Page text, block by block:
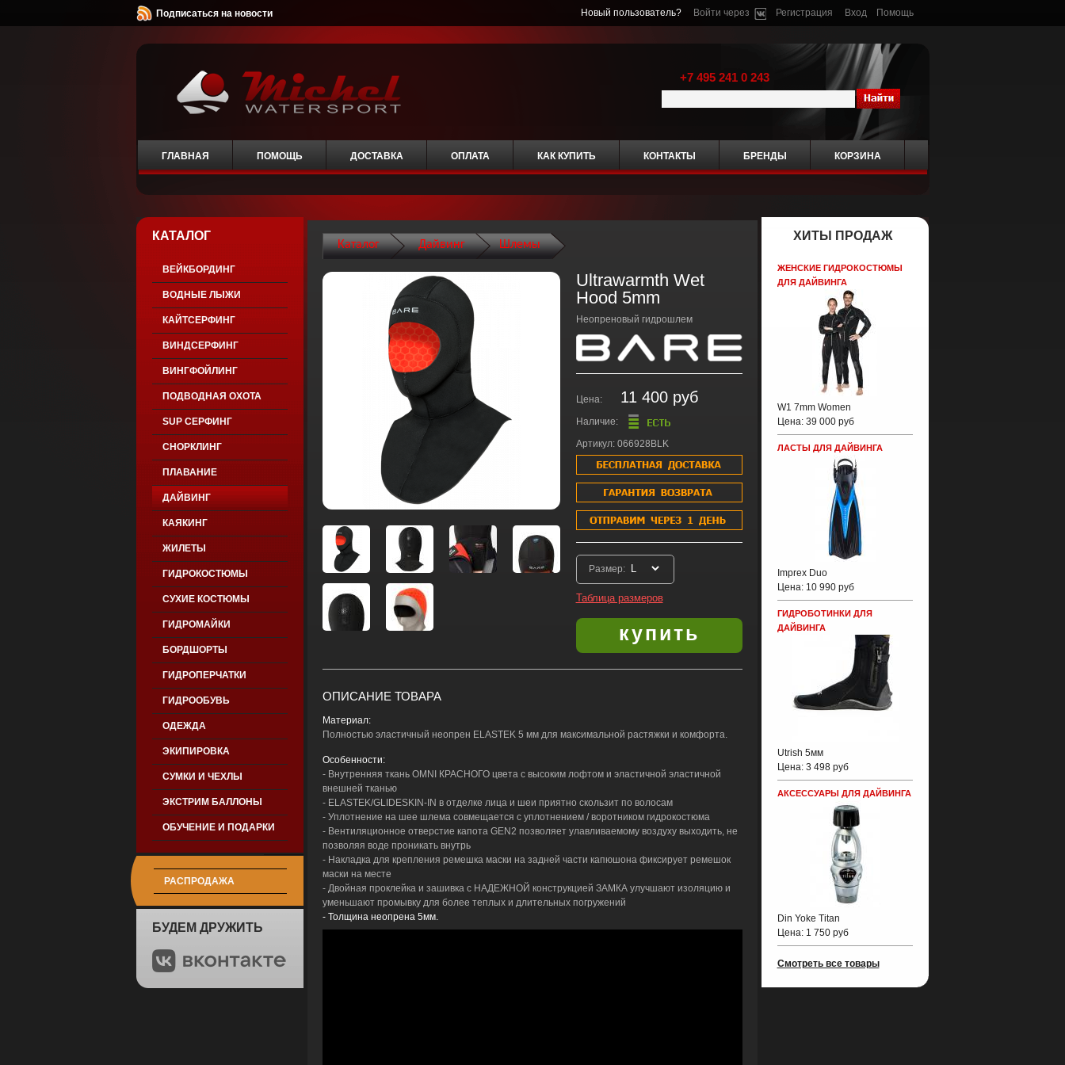
Подписаться на новости Новый пользователь? Войти через Регистрация Вход Помощь
+7 495 241 0 243
ГЛАВНАЯ ПОМОЩЬ ДОСТАВКА ОПЛАТА КАК КУПИТЬ КОНТАКТЫ БРЕНДЫ КОРЗИНА
КАТАЛОГ
ВЕЙКБОРДИНГ
ВОДНЫЕ ЛЫЖИ
КАЙТСЕРФИНГ
ВИНДСЕРФИНГ
ВИНГФОЙЛИНГ
ПОДВОДНАЯ ОХОТА
SUP СЕРФИНГ
СНОРКЛИНГ
ПЛАВАНИЕ
ДАЙВИНГ
КАЯКИНГ
ЖИЛЕТЫ
ГИДРОКОСТЮМЫ
СУХИЕ КОСТЮМЫ
ГИДРОМАЙКИ
БОРДШОРТЫ
ГИДРОПЕРЧАТКИ
ГИДРООБУВЬ
ОДЕЖДА
ЭКИПИРОВКА
СУМКИ И ЧЕХЛЫ
ЭКСТРИМ БАЛЛОНЫ
ОБУЧЕНИЕ И ПОДАРКИ
РАСПРОДАЖА
БУДЕМ ДРУЖИТЬ
ХИТЫ ПРОДАЖ
ЖЕНСКИЕ ГИДРОКОСТЮМЫ
ДЛЯ ДАЙВИНГА
W1 7mm Women
Цена: 39 000 руб
ЛАСТЫ ДЛЯ ДАЙВИНГА
Imprex Duo
Цена: 10 990 руб
ГИДРОБОТИНКИ ДЛЯ
ДАЙВИНГА
Utrish 5мм
Цена: 3 498 руб
АКСЕССУАРЫ ДЛЯ ДАЙВИНГА
Din Yoke Titan
Цена: 1 750 руб
Смотреть все товары
Каталог Дайвинг Шлемы
Ultrawarmth Wet
Hood 5mm
Неопреновый гидрошлем
Цена: 11 400 руб
Наличие:
Артикул: 066928BLK
Размер:
Таблица размеров
ОПИСАНИЕ ТОВАРА
Материал:
Полностью эластичный неопрен ELASTEK 5 мм для максимальной растяжки и комфорта.
Особенности:
- Внутренняя ткань OMNI КРАСНОГО цвета с высоким лофтом и эластичной эластичной
внешней тканью
- ELASTEK/GLIDESKIN-IN в отделке лица и шеи приятно скользит по волосам
- Уплотнение на шее шлема совмещается с уплотнением / воротником гидрокостюма
- Вентиляционное отверстие капота GEN2 позволяет улавливаемому воздуху выходить, не
позволяя воде проникать внутрь
- Накладка для крепления ремешка маски на задней части капюшона фиксирует ремешок
маски на месте
- Двойная проклейка и зашивка с НАДЕЖНОЙ конструкцией ЗАМКА улучшают изоляцию и
уменьшают промывку для более теплых и длительных погружений
- Толщина неопрена 5мм.